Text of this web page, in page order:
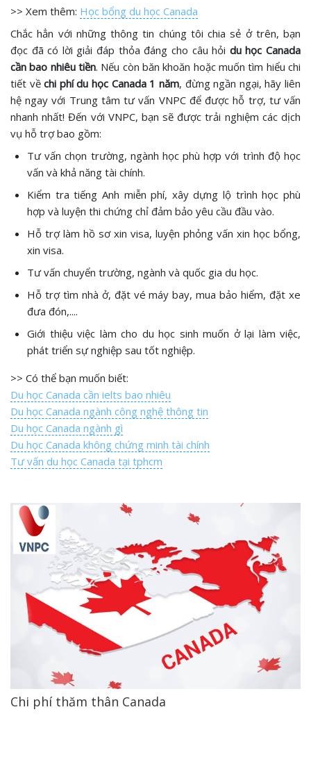
>> Xem thêm: Học bổng du học Canada
Chắc hẳn với những thông tin chúng tôi chia sẻ ở trên, bạn
đọc đã có lời giải đáp thỏa đáng cho câu hỏi du học Canada
cần bao nhiêu tiền. Nếu còn băn khoăn hoặc muốn tìm hiểu chi
tiết vềchi phí du học Canada 1 năm, đừng ngần ngại, hãy liên
hệ ngay với Trung tâm tư vấn VNPC để được hỗ trợ, tư vấn
nhanh nhất! Đến với VNPC, bạn sẽ được trải nghiệm các dịch
vụ hỗ trợ bao gồm:
Tư vấn chọn trường, ngành học phù hợp với trình độ học
vấn và khả năng tài chính.
Kiểm tra tiếng Anh miễn phí, xây dựng lộ trình học phù
hợp và luyện thi chứng chỉ đảm bảo yêu cầu đầu vào.
Hỗ trợ làm hồ sơ xin visa, luyện phỏng vấn xin học bổng,
xin visa.
Tư vấn chuyển trường, ngành và quốc gia du học.
Hỗ trợ tìm nhà ở, đặt vé máy bay, mua bảo hiểm, đặt xe
đưa đón,....
Giới thiệu việc làm cho du học sinh muốn ở lại làm việc,
phát triển sự nghiệp sau tốt nghiệp.
>> Có thể bạn muốn biết:
Du học Canada cần ielts bao nhiêu
Du học Canada ngành công nghệ thông tin
Du học Canada ngành gì
Du học Canada không chứng minh tài chính
Tư vấn du học Canada tại tphcm
Chi phí thăm thân Canada